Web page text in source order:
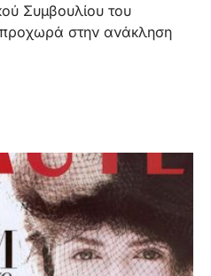
Συμβουλίου του
στην ανάκληση